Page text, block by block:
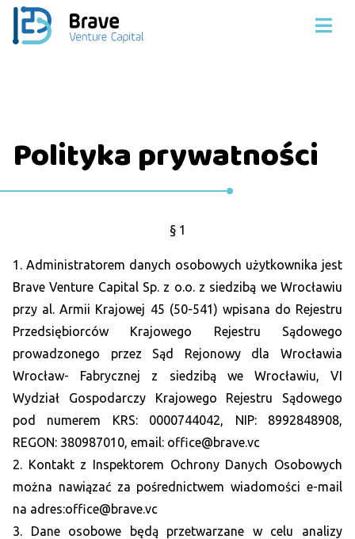
Polityka prywatności
§ 1
1. Administratorem danych osobowych użytkownika jest
Brave Venture Capital Sp. z o.o. z siedzibą we Wrocławiu
przy al. Armii Krajowej 45 (50-541) wpisana do Rejestru
Przedsiębiorców Krajowego Rejestru Sądowego
prowadzonego przez Sąd Rejonowy dla Wrocławia
Wrocław- Fabrycznej z siedzibą we Wrocławiu, VI
Wydział Gospodarczy Krajowego Rejestru Sądowego
pod numerem KRS: 0000744042, NIP: 8992848908,
REGON: 380987010, email: office@brave.vc
2. Kontakt z Inspektorem Ochrony Danych Osobowych
można nawiązać za pośrednictwem wiadomości e-mail
na adres:office@brave.vc
3. Dane osobowe będą przetwarzane w celu analizy